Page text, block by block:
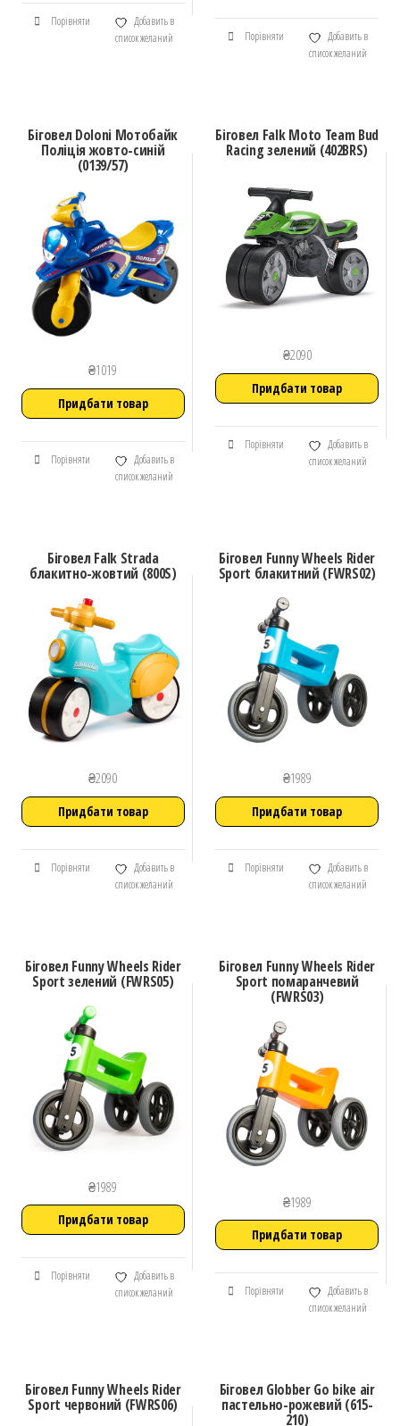
Порівняти
Добавить в
список желаний
Порівняти
Добавить в
список желаний
Біговел Doloni Мотобайк
Поліція жовто-синій
(0139/57)
₴1019
Придбати товар
Порівняти
Добавить в
список желаний
Біговел Falk Moto Team Bud
Racing зелений (402BRS)
₴2090
Придбати товар
Порівняти
Добавить в
список желаний
Біговел Falk Strada
блакитно-жовтий (800S)
₴2090
Придбати товар
Порівняти
Добавить в
список желаний
Біговел Funny Wheels Rider
Sport блакитний (FWRS02)
₴1989
Придбати товар
Порівняти
Добавить в
список желаний
Біговел Funny Wheels Rider
Sport зелений (FWRS05)
₴1989
Придбати товар
Порівняти
Добавить в
список желаний
Біговел Funny Wheels Rider
Sport помаранчевий
(FWRS03)
₴1989
Придбати товар
Порівняти
Добавить в
список желаний
Біговел Funny Wheels Rider
Sport червоний (FWRS06)
Біговел Globber Go bike air
пастельно-рожевий (615-
210)